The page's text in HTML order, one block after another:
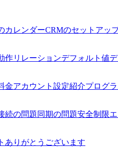
カレンダーCRMのセットアッ
作リレーションデフォルト値
金アカウント設定紹介プログ
続の問題 同期の問題安全制限
ありがとうございます